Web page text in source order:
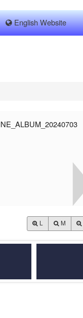
English Website
M